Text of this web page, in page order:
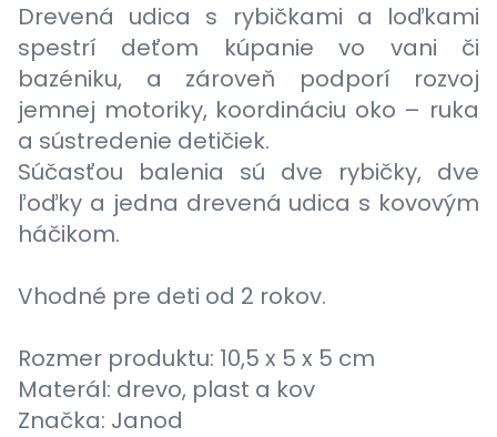
Drevená udica s rybičkami a loďkami
spestrí deťom kúpanie vo vani či
bazéniku, a zároveň podporí rozvoj
jemnej motoriky, koordináciu oko – ruka
a sústredenie detičiek.
Súčasťou balenia sú dve rybičky, dve
ľoďky a jedna drevená udica s kovovým
háčikom.
Vhodné pre deti od 2 rokov.
Rozmer produktu: 10,5 x 5 x 5 cm
Materál: drevo, plast a kov
Značka: Janod